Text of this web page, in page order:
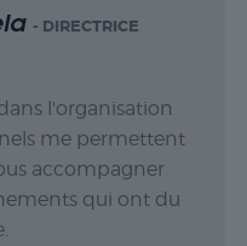
- DIRECTRICE
l'organisation
me permettent
accompagner
qui ont du